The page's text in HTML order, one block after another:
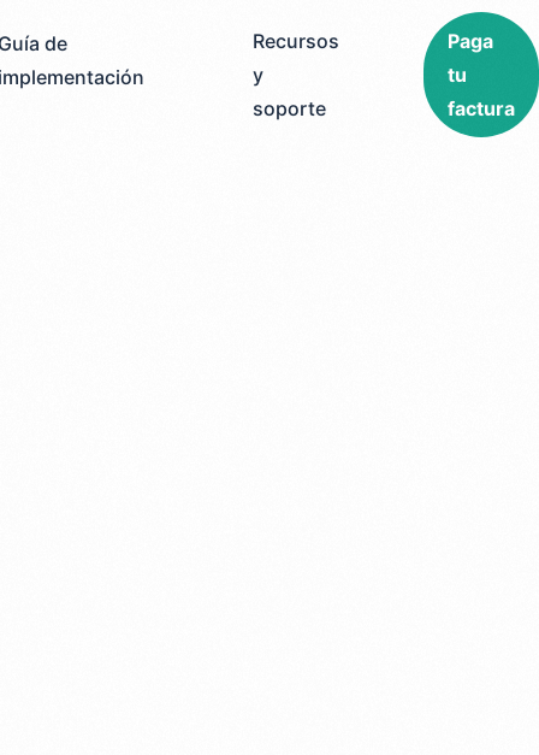
de
Recursos
y
soporte
Paga
tu
factura